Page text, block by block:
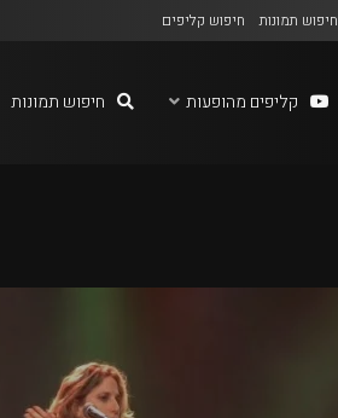
חיפוש תמונות חיפוש קליפים
קליפים מהופעות חיפוש תמונות